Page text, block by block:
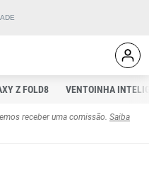
Z FOLD8 VENTOINHA
receber uma comissão. Saiba